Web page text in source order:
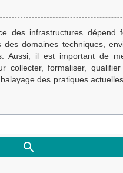
des infrastructures dépend
domaines techniques,
Aussi, il est important de
collecter, formaliser,
des pratiques